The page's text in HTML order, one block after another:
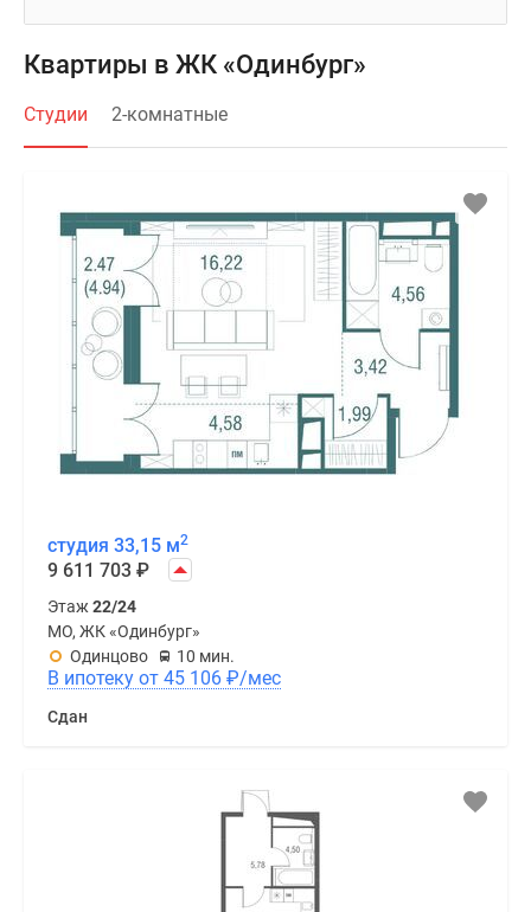
Квартиры в ЖК «Одинбург»
Студии 2-комнатные
студия 33,15 м2
9 611 703 ₽
Этаж 22/24
МО, ЖК «Одинбург»
Одинцово
10 мин.
В ипотеку от 45 106 ₽/мес
Сдан